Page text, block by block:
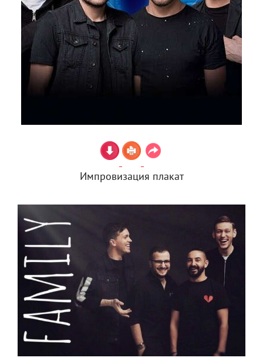
Импровизация плакат